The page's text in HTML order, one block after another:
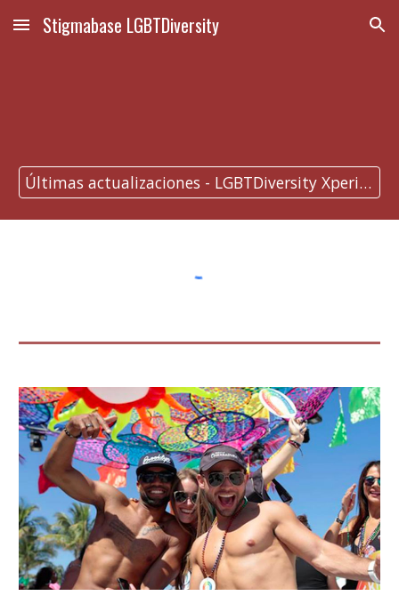
Skip to main content Skip to navigation
Stigmabase LGBTDiversity
Últimas actualizaciones - LGBTDiversity Xperience